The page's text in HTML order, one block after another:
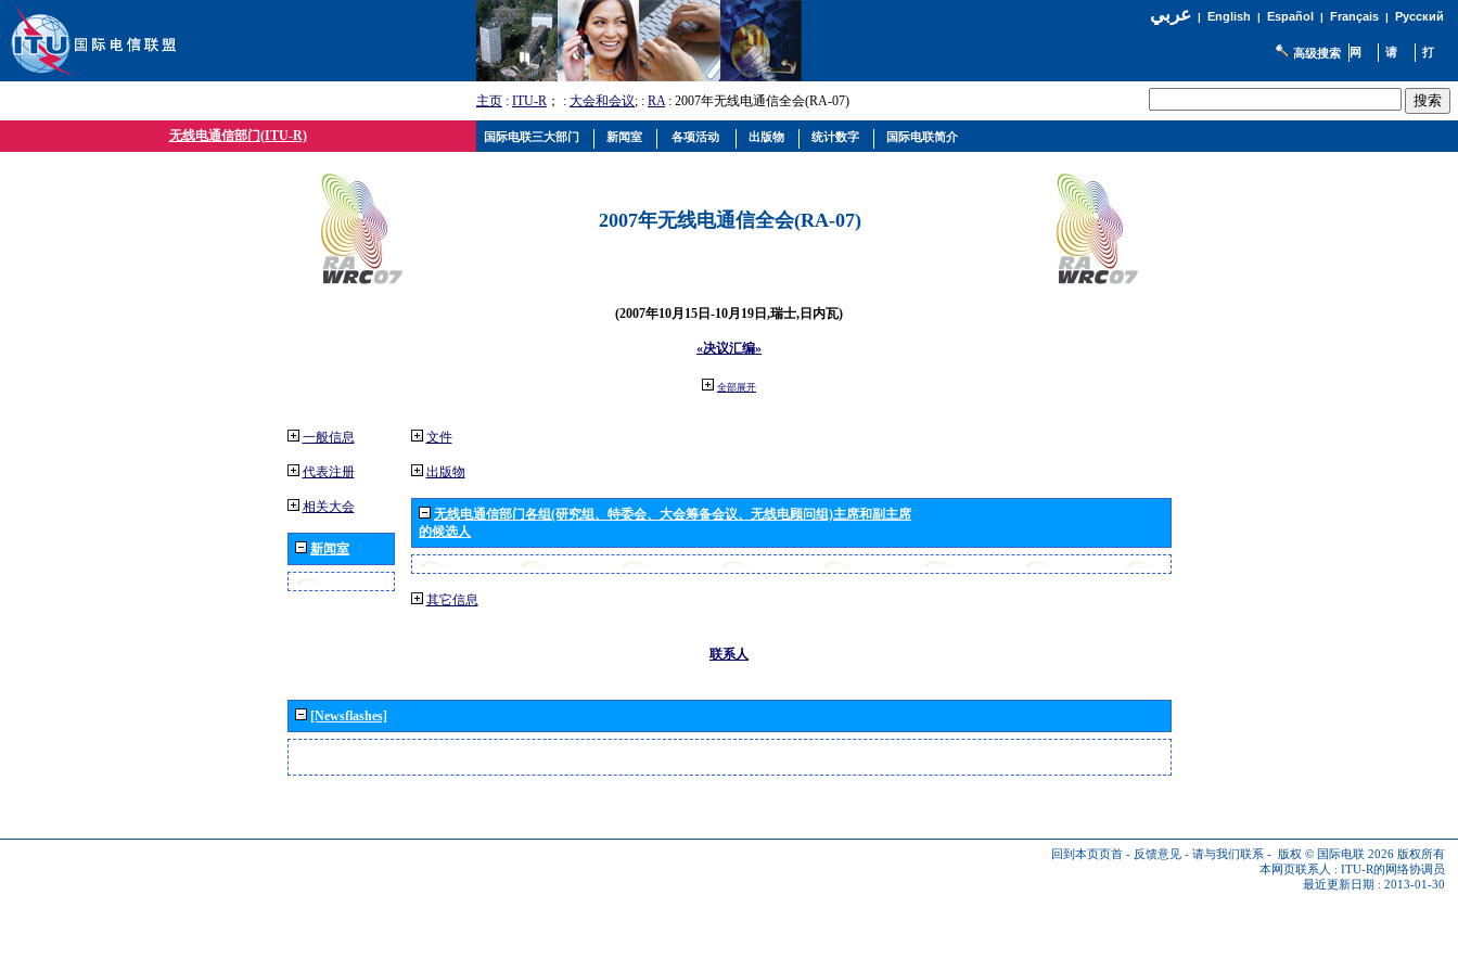
عربي| English | Español | Français| Русский
高级搜索
主页 : ITU-R ； : 大会和会议; : RA: 2007年无线电通信全会(RA-07)
无线电通信部门(ITU-R)
2007年无线电通信全会(RA-07)
(2007年10月15日-10月19日,瑞士,日内瓦)
«决议汇编»
全部展开
一般信息
代表注册
相关大会
新闻室
文件
出版物
无线电通信部门各组(研究组、特委会、大会筹备会议、无线电顾问组)主席和副主席
的候选人
其它信息
联系人
[Newsflashes]
回到本页页首 - 反馈意见 - 请与我们联系 - 版权 © 国际电联 2026 版权所有
本网页联系人 : ITU-R的网络协调员
最近更新日期 : 2013-01-30
国际电联三大部门 新闻室 各项活动 出版物 统计数字 国际电联简介